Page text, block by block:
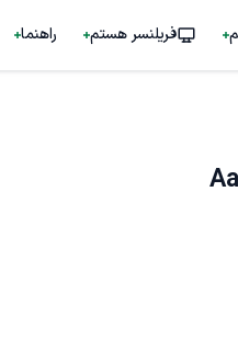
فریلنسر هستم راهنما